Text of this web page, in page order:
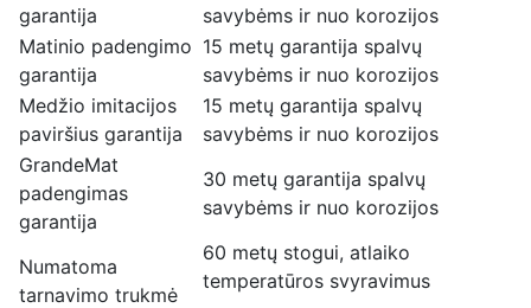
garantija
savybėms ir nuo korozijos
Matinio padengimo
garantija
15 metų garantija spalvų
savybėms ir nuo korozijos
Medžio imitacijos
paviršius garantija
15 metų garantija spalvų
savybėms ir nuo korozijos
GrandeMat
padengimas
garantija
30 metų garantija spalvų
savybėms ir nuo korozijos
Numatoma
tarnavimo trukmė
60 metų stogui, atlaiko
temperatūros svyravimus